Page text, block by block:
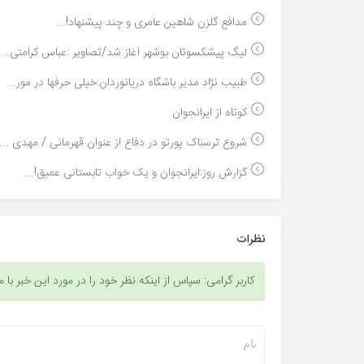
مدافع گلزن شاهین عامری و چند پیشنهاد!...
لیگ پیشکسوتان بوشهر آغاز شد/تصاویر :عباس کرامتی...
طبیب نژاد مدیر باشگاه دریانوردان:خیلی حرفها در مور...
کوتاه از ایرانجوان
شروع ترسناک پورتو در دفاع از عنوان قهرمانی / مهدی ...
گزارش روز:ایرانجوان و یک خواب تابستانی عمیق!...
نظرات
کاربر گرامی: سپاس از اینکه نظر خود را در مورد این خبر